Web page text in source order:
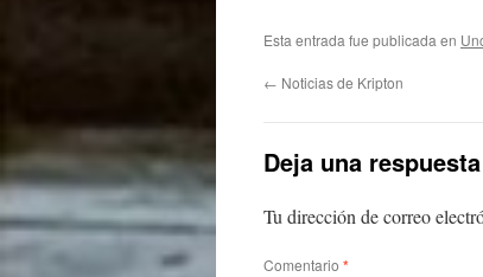
Esta entrada fue publicada en
← Noticias de Kripton
Deja una respuesta
Tu dirección de correo
Comentario *